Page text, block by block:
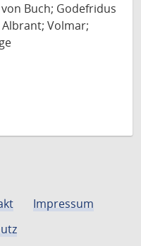
Buch; Godefridus
Volmar;
Impressum